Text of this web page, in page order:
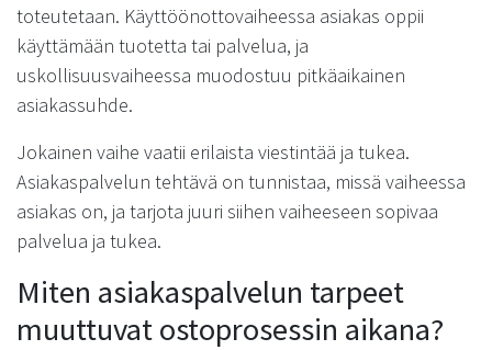
toteutetaan. Käyttöönottovaiheessa asiakas oppii
käyttämään tuotetta tai palvelua, ja
uskollisuusvaiheessa muodostuu pitkäaikainen
asiakassuhde.
Jokainen vaihe vaatii erilaista viestintää ja tukea.
Asiakaspalvelun tehtävä on tunnistaa, missä vaiheessa
asiakas on, ja tarjota juuri siihen vaiheeseen sopivaa
palvelua ja tukea.
Miten asiakaspalvelun tarpeet
muuttuvat ostoprosessin aikana?